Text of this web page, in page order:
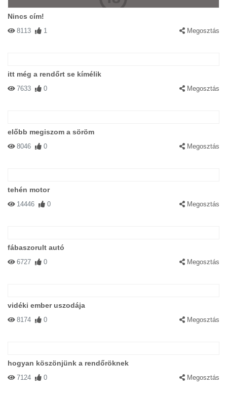
Nincs cím!
8113 1 Megosztás
itt még a rendőrt se kímélik
7633 0 Megosztás
előbb megiszom a söröm
8046 0 Megosztás
tehén motor
14446 0 Megosztás
fábaszorult autó
6727 0 Megosztás
vidéki ember uszodája
8174 0 Megosztás
hogyan köszönjünk a rendőröknek
7124 0 Megosztás